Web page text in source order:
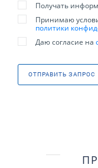
ОТПРАВИТЬ ЗАПРОС
Получать
Принимаю
политики
Даю согласие на